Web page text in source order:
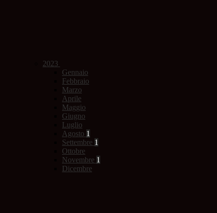
2023
Gennaio
Febbraio
Marzo
Aprile
Maggio
Giugno
Luglio
Agosto 1
Settembre 1
Ottobre
Novembre 1
Dicembre